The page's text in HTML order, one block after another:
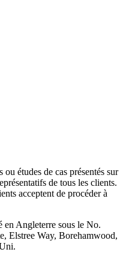
études de cas présentés sur
de tous les clients.
acceptent de procéder à
Angleterre sous le No.
Elstree Way, Borehamwood,